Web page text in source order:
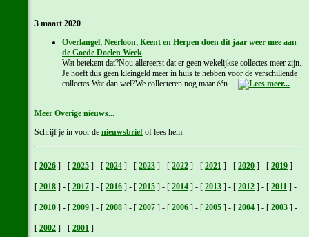
3 maart 2020
Overlangel, Neerloon, Keent en Herpen doen dit jaar weer mee aan
de Goede Doelen Week
Wat betekent dat?Nou allereerst dat er geen wekelijkse collectes meer zijn.
Je hoeft dus geen kleingeld meer in huis te hebben voor de verschillende
collectes.Wat dan wel?We collecteren nog maar één ...
Meer Overige nieuws...
Schrijf je in voor de nieuwsbrief of lees hem.
[ 2026 ] - [ 2025 ] - [ 2024 ] - [ 2023 ] - [ 2022 ] - [ 2021 ] - [ 2020 ] - [ 2019 ] -
[ 2018 ] - [ 2017 ] - [ 2016 ] - [ 2015 ] - [ 2014 ] - [ 2013 ] - [ 2012 ] - [ 2011 ] -
[ 2010 ] - [ 2009 ] - [ 2008 ] - [ 2007 ] - [ 2006 ] - [ 2005 ] - [ 2004 ] - [ 2003 ] -
[ 2002 ] - [ 2001 ]